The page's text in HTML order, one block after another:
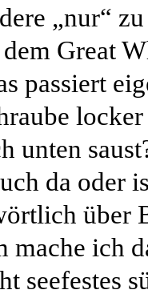
„nur“
Great
passiert
unten
da oder
über
mache ich
seefestes